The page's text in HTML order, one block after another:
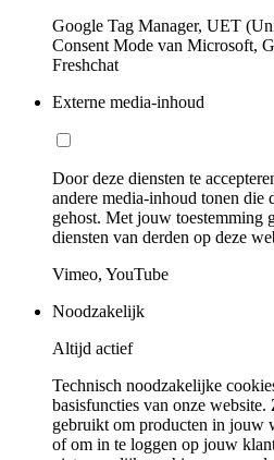
Google Tag Manager, UET
Consent Mode van Microsoft,
Freshchat
Externe media-inhoud
Door deze diensten te
andere media-inhoud tonen die
gehost. Met jouw toestemming
diensten van derden op deze
Vimeo, YouTube
Noodzakelijk
Altijd actief
Technisch noodzakelijke
basisfuncties van onze
gebruikt om producten in jouw
of om in te loggen op jouw